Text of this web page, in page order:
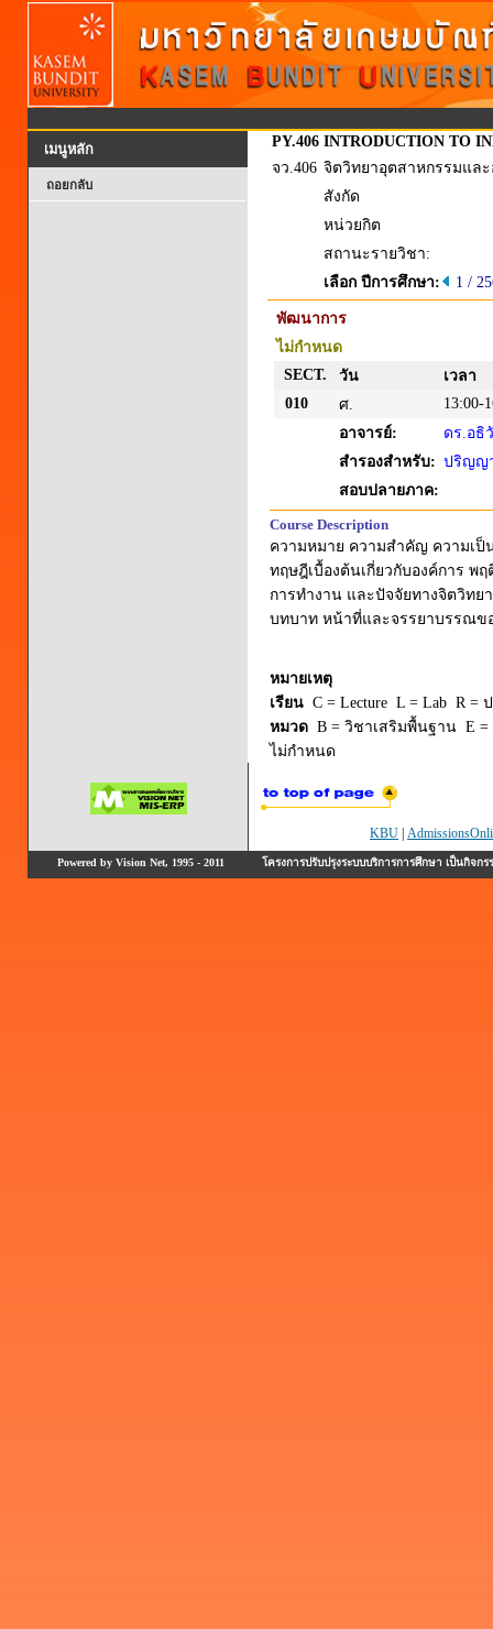
เมนูหลัก
ถอยกลับ
PY.406 INTRODUCTION TO
จว.406 จิตวิทยาอุตสาหกรรมและ
สังกัด
หน่วยกิต
สถานะรายวิชา:
เลือก ปีการศึกษา:
1 /
พัฒนาการ
ไม่กำหนด
SECT.
วัน
เวลา
010
ศ.
13:00-
อาจารย์:
ดร.อธิ
สำรองสำหรับ: ปริญญ
สอบปลายภาค:
Course Description
ความหมาย ความสำคัญ ความเ
ทฤษฎีเบื้องต้นเกี่ยวกับองค์การ พ
การทำงาน และปัจจัยทางจิตวิทย
บทบาท หน้าที่และจรรยาบรรณข
หมายเหตุ
เรียน C = Lecture L = Lab R =
หมวด B = วิชาเสริมพื้นฐาน E
ไม่กำหนด
KBU
Powered by Vision Net, 1995 - 2011 โครงการปรับปรุงระบบบริการการศึกษา เป็นกิ